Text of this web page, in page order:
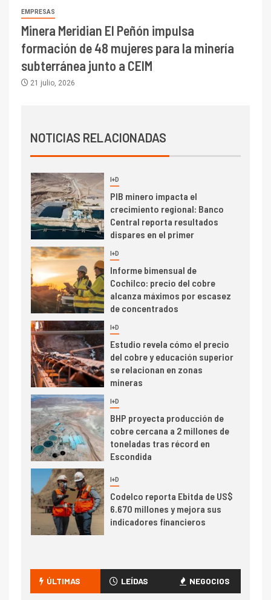
EMPRESAS
Minera Meridian El Peñón impulsa
formación de 48 mujeres para la minería
subterránea junto a CEIM
21 julio, 2026
NOTICIAS RELACIONADAS
1 I+D
Codelco Ventanas prueba
camión 100% eléctrico para
transportar cátodos al Puerto
Producción minera en mayo de
2026 cae 10,6%
3 I+D
PIB minero impacta el
crecimiento regional: Banco
Central reporta resultados
dispares en el primer
4 I+D
Informe bimensual de
Cochilco: precio del cobre
alcanza máximos por escasez
de concentrados
5 I+D
Estudio revela cómo el precio
del cobre y educación superior
se relacionan en zonas
mineras
6 I+D
BHP proyecta producción de
cobre cercana a 2 millones de
toneladas tras récord en
Escondida
I+D
Codelco reporta Ebitda de US$
6.670 millones y mejora sus
indicadores financieros
camión 100% eléctrico para
transportar cátodos al Puerto
ÚLTIMAS LEÍDAS NEGOCIOS